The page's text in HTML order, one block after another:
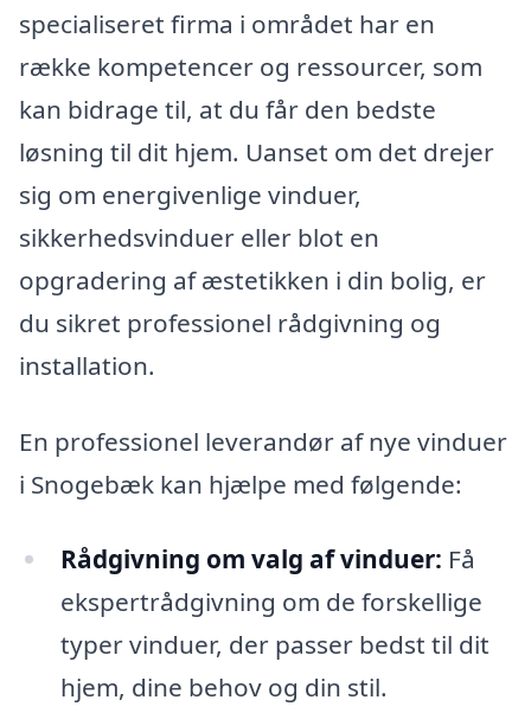
specialiseret firma i området har en
række kompetencer og ressourcer, som
kan bidrage til, at du får den bedste
løsning til dit hjem. Uanset om det drejer
sig om energivenlige vinduer,
sikkerhedsvinduer eller blot en
opgradering af æstetikken i din bolig, er
du sikret professionel rådgivning og
installation.
En professionel leverandør af nye vinduer
i Snogebæk kan hjælpe med følgende:
Rådgivning om valg af vinduer: Få
ekspertrådgivning om de forskellige
typer vinduer, der passer bedst til dit
hjem, dine behov og din stil.